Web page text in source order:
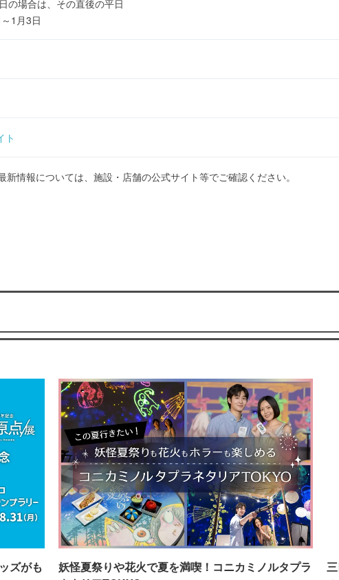
の場合は、その直後の平日
1月3日
ト
情報については、施設・店舗の公式サイト等でご確認ください。
ズがも
妖怪夏祭りや花火で夏を満喫！コニカミノルタプラ